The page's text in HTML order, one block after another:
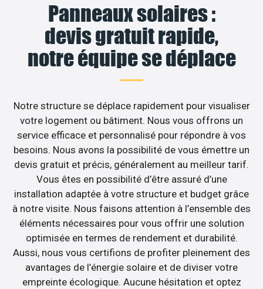
Panneaux solaires :
devis gratuit rapide,
notre équipe se déplace
Notre structure se déplace rapidement pour visualiser
votre logement ou bâtiment. Nous vous offrons un
service efficace et personnalisé pour répondre à vos
besoins. Nous avons la possibilité de vous émettre un
devis gratuit et précis, généralement au meilleur tarif.
Vous êtes en possibilité d’être assuré d’une
installation adaptée à votre structure et budget grâce
à notre visite. Nous faisons attention à l’ensemble des
éléments nécessaires pour vous offrir une solution
optimisée en termes de rendement et durabilité.
Aussi, nous vous certifions de profiter pleinement des
avantages de l’énergie solaire et de diviser votre
empreinte écologique. Aucune hésitation et optez